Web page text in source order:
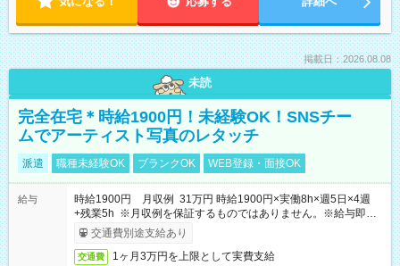
掲載日：2026.08.08
未読
完全在宅＊時給1900円！未経験OK！SNSチー
ムでアーティスト写真のレタッチ
派遣 職種未経験OK ブランクOK WEB登録・面接OK
給与
時給1900円 月収例 31万円 時給1900円×実働8h×週5日×4週
+残業5h ※月収例を保証するものではありません。※給与即受
取りサービス利用可（利用条件有）
交通費別途支給あり
交通費 1ヶ月3万円を上限として実費支給